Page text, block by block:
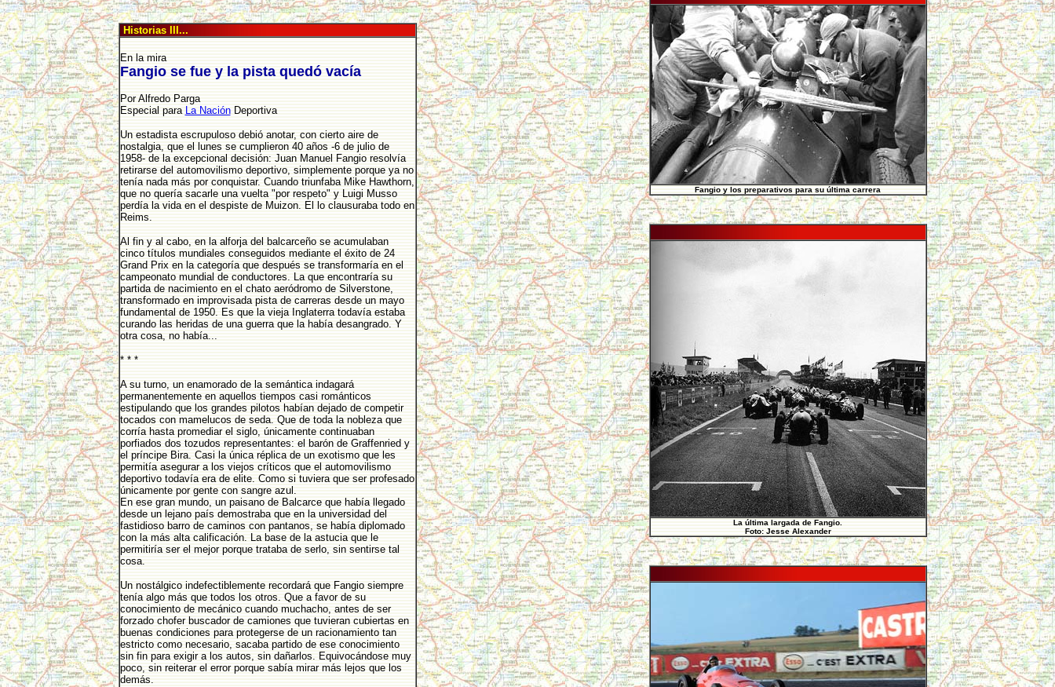
Historias III...
En la mira
Fangio se fue y la pista quedó vacía
Por Alfredo Parga
Especial para La NaciónDeportiva
Un estadista escrupuloso debió anotar, con cierto aire de
nostalgia, que el lunes se cumplieron 40 años -6 de julio de
1958- de la excepcional decisión: Juan Manuel Fangio resolvía
retirarse del automovilismo deportivo, simplemente porque ya no
tenía nada más por conquistar. Cuando triunfaba Mike Hawthorn,
que no quería sacarle una vuelta "por respeto" y Luigi Musso
perdía la vida en el despiste de Muizon. El lo clausuraba todo en
Reims.
Al fin y al cabo, en la alforja del balcarceño se acumulaban
cinco títulos mundiales conseguidos mediante el éxito de 24
Grand Prix en la categoría que después se transformaría en el
campeonato mundial de conductores. La que encontraría su
partida de nacimiento en el chato aeródromo de Silverstone,
transformado en improvisada pista de carreras desde un mayo
fundamental de 1950. Es que la vieja Inglaterra todavía estaba
curando las heridas de una guerra que la había desangrado. Y
otra cosa, no había...
* * *
A su turno, un enamorado de la semántica indagará
permanentemente en aquellos tiempos casi románticos
estipulando que los grandes pilotos habían dejado de competir
tocados con mamelucos de seda. Que de toda la nobleza que
corría hasta promediar el siglo, únicamente continuaban
porfiados dos tozudos representantes: el barón de Graffenried y
el príncipe Bira. Casi la única réplica de un exotismo que les
permitía asegurar a los viejos críticos que el automovilismo
deportivo todavía era de elite. Como si tuviera que ser profesado
únicamente por gente con sangre azul.
En ese gran mundo, un paisano de Balcarce que había llegado
desde un lejano país demostraba que en la universidad del
fastidioso barro de caminos con pantanos, se había diplomado
con la más alta calificación. La base de la astucia que le
permitiría ser el mejor porque trataba de serlo, sin sentirse tal
cosa.
Un nostálgico indefectiblemente recordará que Fangio siempre
tenía algo más que todos los otros. Que a favor de su
conocimiento de mecánico cuando muchacho, antes de ser
forzado chofer buscador de camiones que tuvieran cubiertas en
buenas condiciones para protegerse de un racionamiento tan
estricto como necesario, sacaba partido de ese conocimiento
sin fin para exigir a los autos, sin dañarlos. Equivocándose muy
poco, sin reiterar el error porque sabía mirar más lejos que los
demás.
Fangio y los preparativos para su última carrera
La última largada de Fangio.
Foto: Jesse Alexander